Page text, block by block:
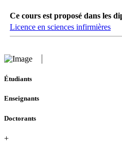
Ce cours est proposé dans les
Licence en sciences infirmières
Étudiants
Enseignants
Doctorants
+